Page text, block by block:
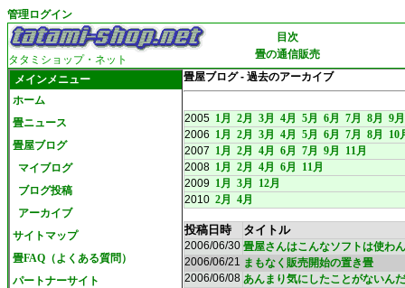
管理ログイン
タタミショップ・ネット
目次
畳の通信販売
メインメニュー
ホーム
畳ニュース
畳屋ブログ
マイブログ
ブログ投稿
アーカイブ
サイトマップ
畳FAQ（よくある質問）
パートナーサイト
畳屋ブログ - 過去のアーカイブ
2005 1月 2月 3月 4月 5月 6月 7月 8月
9月
2006 1月 2月 3月 4月 5月 6月 7月 8月
10
2007 1月 2月 4月 6月 7月 9月
11月
2008 1月 2月 4月 6月
11月
2009 1月 3月
12月
2010 2月 4月
投稿日時 タイトル
2006/06/30 畳屋さんはこんなソフトは使わ
2006/06/21 まもなく販売開始の置き畳
2006/06/08 あんまり気にしたことがないん